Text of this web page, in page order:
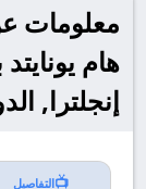
معلومات
إنجلترا,
📺التفاصيل